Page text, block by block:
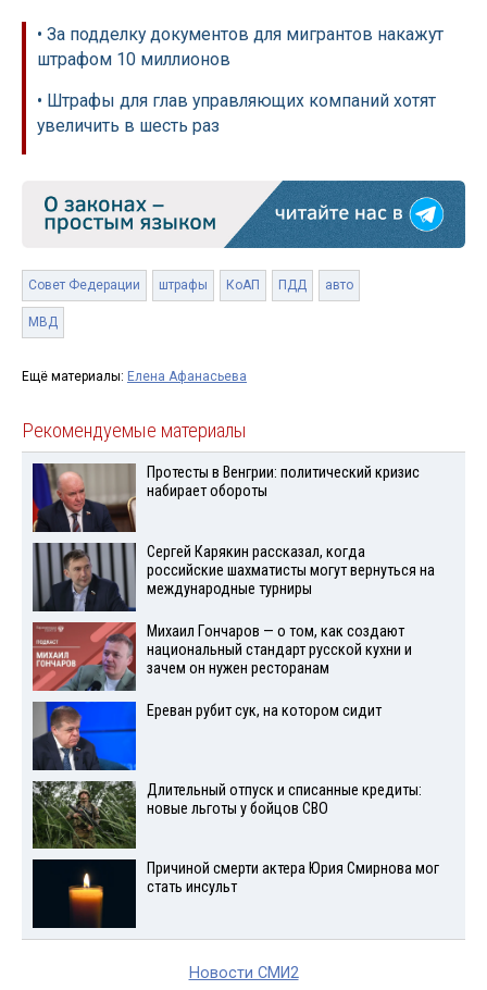
• За подделку документов для мигрантов накажут
штрафом 10 миллионов
• Штрафы для глав управляющих компаний хотят
увеличить в шесть раз
Совет Федерации штрафы КоАП ПДД авто
МВД
Ещё материалы: Елена Афанасьева
Рекомендуемые материалы
Протесты в Венгрии: политический кризис
набирает обороты
Сергей Карякин рассказал, когда
российские шахматисты могут вернуться на
международные турниры
Михаил Гончаров — о том, как создают
национальный стандарт русской кухни и
зачем он нужен ресторанам
Ереван рубит сук, на котором сидит
Длительный отпуск и списанные кредиты:
новые льготы у бойцов СВО
Причиной смерти актера Юрия Смирнова мог
стать инсульт
Новости СМИ2